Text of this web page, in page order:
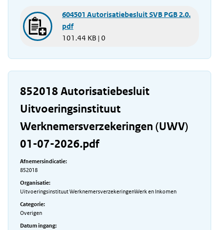
604501 Autorisatiebesluit SVB PGB 2.0.
pdf
101.44 KB | 0
852018 Autorisatiebesluit
Uitvoeringsinstituut
Werknemersverzekeringen (UWV)
01-07-2026.pdf
Afnemersindicatie:
852018
Organisatie:
Uitvoeringsinstituut WerknemersverzekeringenWerk en Inkomen
Categorie:
Overigen
Datum ingang: